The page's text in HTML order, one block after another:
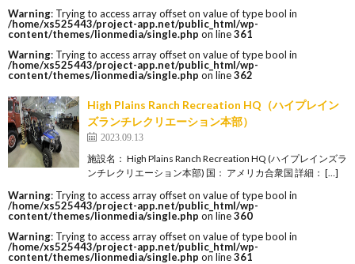
Warning: Trying to access array offset on value of type bool in
/home/xs525443/project-app.net/public_html/wp-
content/themes/lionmedia/single.php on line361
Warning: Trying to access array offset on value of type bool in
/home/xs525443/project-app.net/public_html/wp-
content/themes/lionmedia/single.php on line362
High Plains Ranch Recreation HQ（ハイプレイン
ズランチレクリエーション本部）
2023.09.13
施設名： High Plains Ranch Recreation HQ (ハイプレインズラ
ンチレクリエーション本部) 国： アメリカ合衆国 詳細： […]
Warning: Trying to access array offset on value of type bool in
/home/xs525443/project-app.net/public_html/wp-
content/themes/lionmedia/single.php on line360
Warning: Trying to access array offset on value of type bool in
/home/xs525443/project-app.net/public_html/wp-
content/themes/lionmedia/single.php on line361